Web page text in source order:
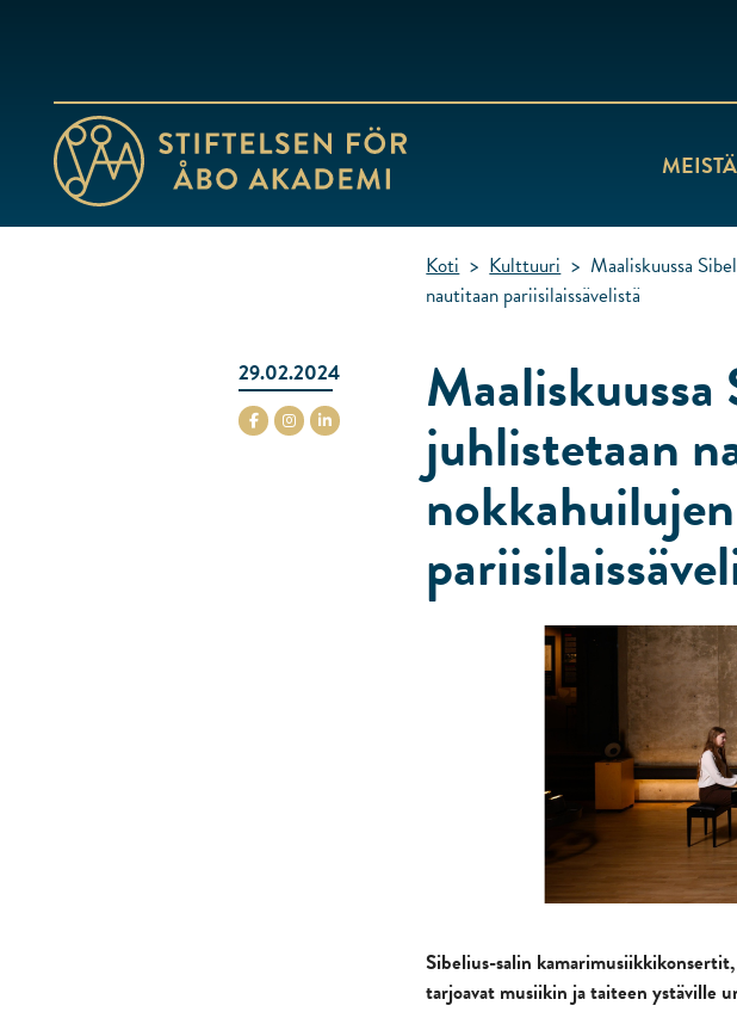
MEISTÄ
Koti > Kulttuuri > Maaliskuussa
nautitaan pariisilaissävelistä
29.02.2024
stiftelsenabo Facebook
stiftelsenabo Instagram
stiftelsenabo LinkedinMaaliskuussa
juhlistetaan
Sibelius-salin
tarjoavat musiikin ja taiteen ystäville